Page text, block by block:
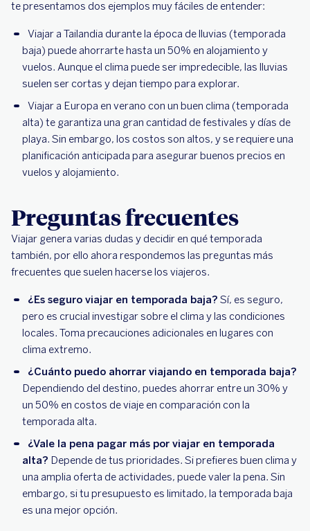
te presentamos dos ejemplos muy fáciles de entender:
Viajar a Tailandia durante la época de lluvias (temporada
baja) puede ahorrarte hasta un 50% en alojamiento y
vuelos. Aunque el clima puede ser impredecible, las lluvias
suelen ser cortas y dejan tiempo para explorar.
Viajar a Europa en verano con un buen clima (temporada
alta) te garantiza una gran cantidad de festivales y días de
playa. Sin embargo, los costos son altos, y se requiere una
planificación anticipada para asegurar buenos precios en
vuelos y alojamiento.
Preguntas frecuentes
Viajar genera varias dudas y decidir en qué temporada
también, por ello ahora respondemos las preguntas más
frecuentes que suelen hacerse los viajeros.
¿Es seguro viajar en temporada baja? Sí, es seguro,
pero es crucial investigar sobre el clima y las condiciones
locales. Toma precauciones adicionales en lugares con
clima extremo.
¿Cuánto puedo ahorrar viajando en temporada baja?
Dependiendo del destino, puedes ahorrar entre un 30% y
un 50% en costos de viaje en comparación con la
temporada alta.
¿Vale la pena pagar más por viajar en temporada
alta? Depende de tus prioridades. Si prefieres buen clima y
una amplia oferta de actividades, puede valer la pena. Sin
embargo, si tu presupuesto es limitado, la temporada baja
es una mejor opción.